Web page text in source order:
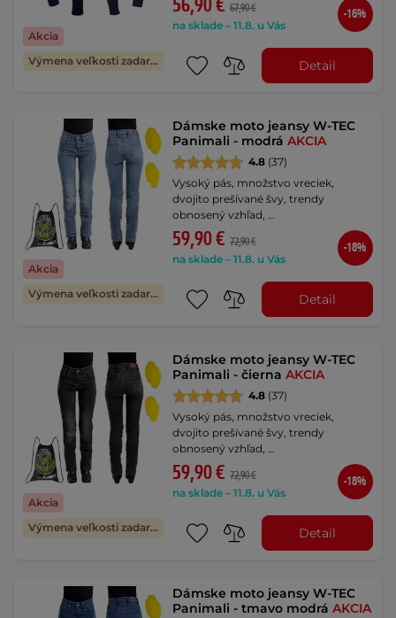
Akcia
Výmena veľkosti zadarmo
56,90 € 67,90 €
na sklade – 11.8. u Vás
-16%
Detail
Akcia
Výmena veľkosti zadarmo
Dámske moto jeansy W-TEC
Panimali - modráAKCIA
4.8 (37)
Vysoký pás, množstvo vreciek,
dvojito prešívané švy, trendy
obnosený vzhľad, …
59,90 € 72,90 €
na sklade – 11.8. u Vás
-18%
Detail
Akcia
Výmena veľkosti zadarmo
Dámske moto jeansy W-TEC
Panimali - čiernaAKCIA
4.8 (37)
Vysoký pás, množstvo vreciek,
dvojito prešívané švy, trendy
obnosený vzhľad, …
59,90 € 72,90 €
na sklade – 11.8. u Vás
-18%
Detail
Dámske moto jeansy W-TEC
Panimali - tmavo modráAKCIA